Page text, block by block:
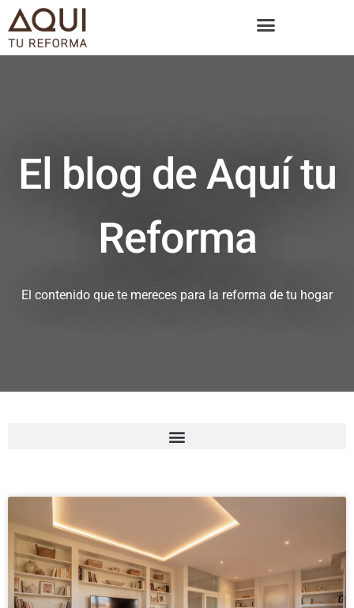
El blog de Aquí tu
Reforma
El contenido que te mereces para la reforma de tu hogar